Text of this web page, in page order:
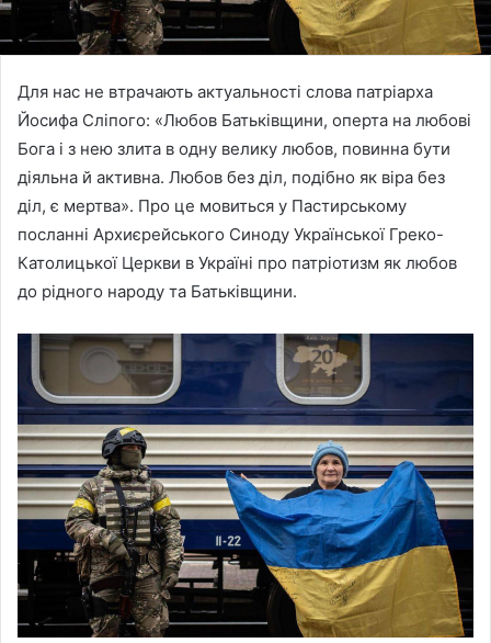
Для нас не втрачають актуальності слова патріарха
Йосифа Сліпого: «Любов Батьківщини, оперта на любові
Бога і з нею злита в одну велику любов, повинна бути
діяльна й активна. Любов без діл, подібно як віра без
діл, є мертва». Про це мовиться у Пастирському
посланні Архиєрейського Синоду Української Греко-
Католицької Церкви в Україні про патріотизм як любов
до рідного народу та Батьківщини.